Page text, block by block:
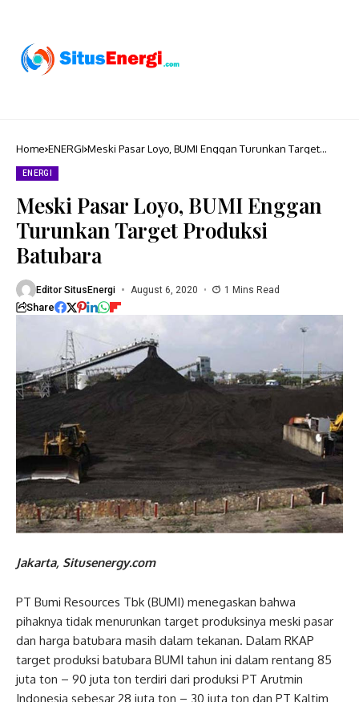
Home ENERGI Meski Pasar Loyo, BUMI Enggan Turunkan Target
ENERGI
Meski Pasar Loyo, BUMI Enggan
Turunkan Target Produksi
Batubara
Editor SitusEnergi August 6, 2020 1 Mins Read
Share
Jakarta, Situsenergy.com
PT Bumi Resources Tbk (BUMI) menegaskan bahwa
pihaknya tidak menurunkan target produksinya meski pasar
dan harga batubara masih dalam tekanan. Dalam RKAP
target produksi batubara BUMI tahun ini dalam rentang 85
juta ton – 90 juta ton terdiri dari produksi PT Arutmin
Indonesia sebesar 28 juta ton – 30 juta ton dan PT Kaltim